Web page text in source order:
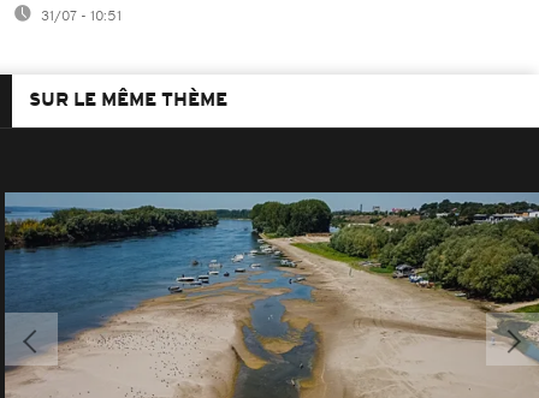
31/07 - 10:51
SUR LE MÊME THÈME